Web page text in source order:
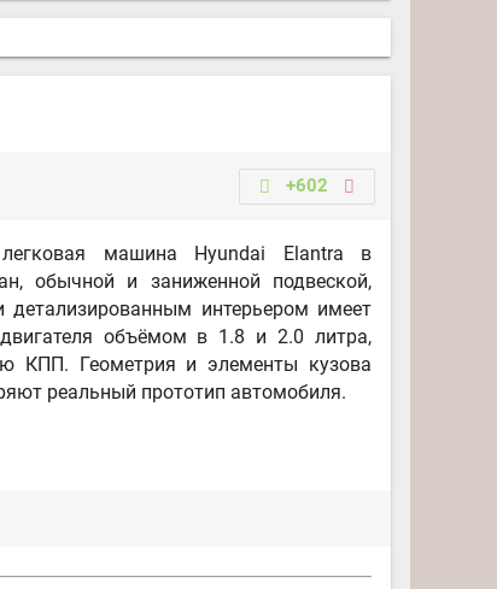
+602
машина Hyundai Elantra в
обычной и заниженной подвеской,
детализированным интерьером имеет
объёмом в 1.8 и 2.0 литра,
КПП. Геометрия и элементы кузова
реальный прототип автомобиля.